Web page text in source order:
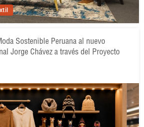
Sostenible Peruana al nuevo
Jorge Chávez a través del Proyecto